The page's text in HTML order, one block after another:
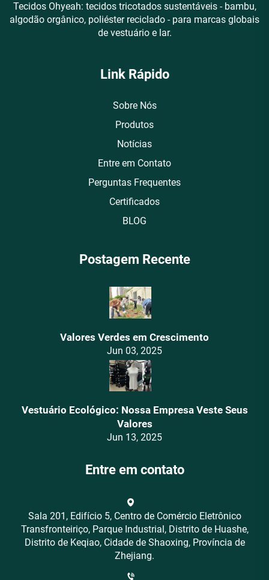
Tecidos Ohyeah: tecidos tricotados sustentáveis - bambu,
algodão orgânico, poliéster reciclado - para marcas globais
de vestuário e lar.
Link Rápido
Sobre Nós
Produtos
Notícias
Entre em Contato
Perguntas Frequentes
Certificados
BLOG
Postagem Recente
Valores Verdes em Crescimento
Jun 03, 2025
Vestuário Ecológico: Nossa Empresa Veste Seus
Valores
Jun 13, 2025
Entre em contato
Sala 201, Edifício 5, Centro de Comércio Eletrônico
Transfronteiriço, Parque Industrial, Distrito de Huashe,
Distrito de Keqiao, Cidade de Shaoxing, Província de
Zhejiang.